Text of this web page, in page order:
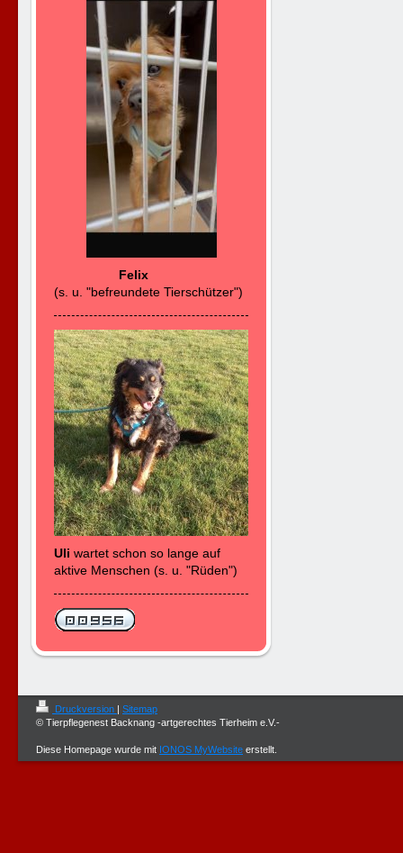
Felix
(s. u. "befreundete Tierschützer")
Uli wartet schon so lange auf
aktive Menschen (s. u. "Rüden")
Druckversion | Sitemap
© Tierpflegenest Backnang -artgerechtes Tierheim e.V.-
Diese Homepage wurde mit IONOS MyWebsite erstellt.